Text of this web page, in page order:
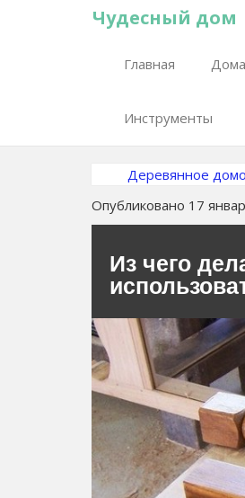
Чудесный дом
Главная
Инструменты
Деревянное
Опубликовано 17
Из чего